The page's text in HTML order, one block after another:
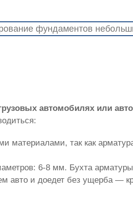
фундаментов
автомобилях или
материалами, так как
6-8 мм. Бухта
авто и доедет без ущерба —